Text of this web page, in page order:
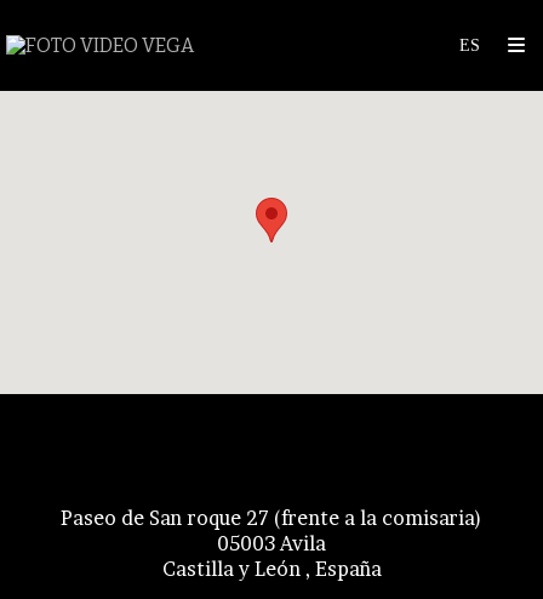
Paseo de San roque 27 (frente a la comisaria)
05003 Avila
Castilla y León , España